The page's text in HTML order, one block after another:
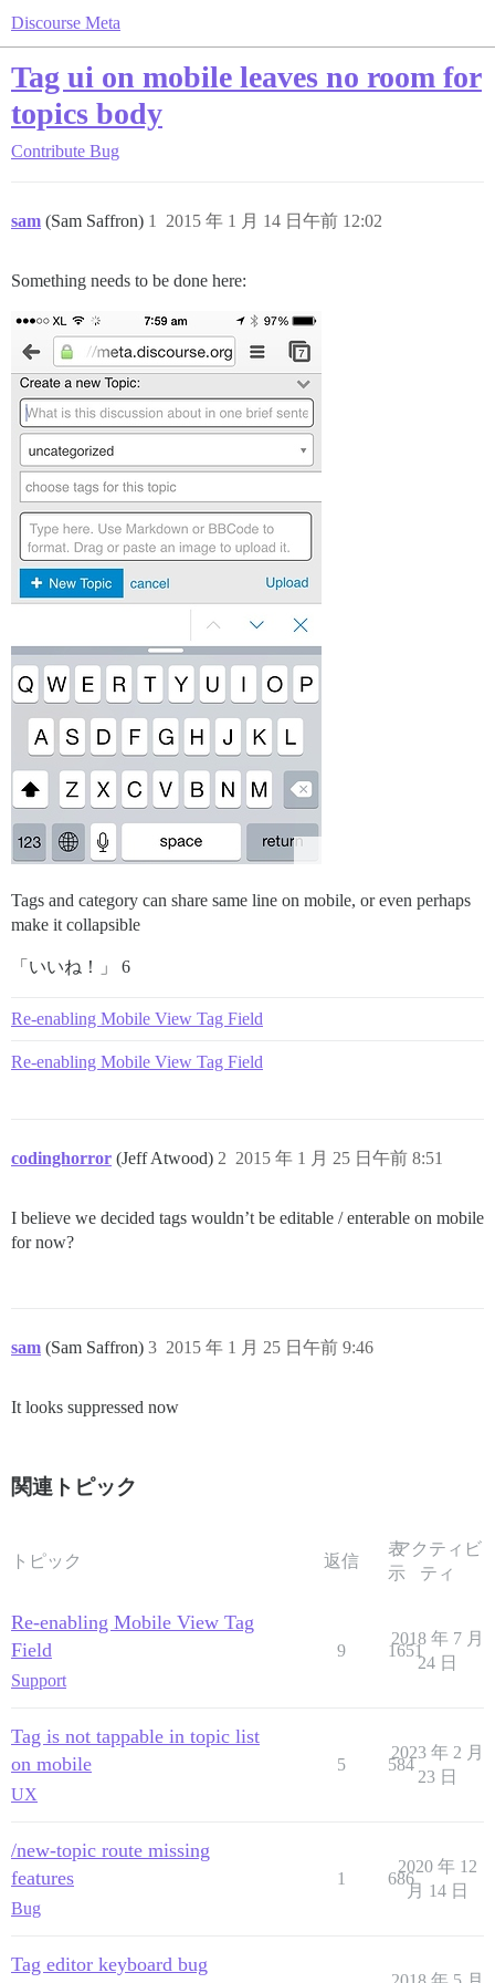
Discourse Meta
Tag ui on mobile leaves no room for
topics body
Contribute Bug
sam (Sam Saffron) 2015 年 1 月 14 日午前 12:02
1
Something needs to be done here:
Tags and category can share same line on mobile, or even perhaps
make it collapsible
「いいね！」 6
Re-enabling Mobile View Tag Field
Re-enabling Mobile View Tag Field
codinghorror (Jeff Atwood) 2015 年 1 月 25 日午前 8:51
2
I believe we decided tags wouldn’t be editable / enterable on mobile
for now?
sam (Sam Saffron) 2015 年 1 月 25 日午前 9:46
3
It looks suppressed now
関連トピック
トピック 返信
表
示
アクティビ
ティ
Re-enabling Mobile View Tag
Field
Support
9 1651
2018 年 7 月
24 日
Tag is not tappable in topic list
on mobile
UX
5 584
2023 年 2 月
23 日
/new-topic route missing
features
Bug
1 686
2020 年 12
月 14 日
Tag editor keyboard bug